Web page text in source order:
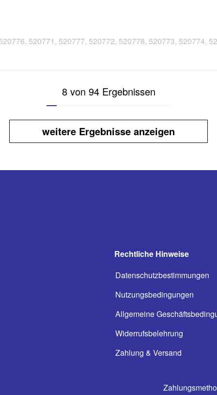
520771, 520777, 520772, 520778, 520773, 520774,
8 von 94 Ergebnissen
weitere Ergebnisse anzeigen
Rechtliche Hinweise
Datenschutzbestimmungen
Nutzungsbedingungen
Allgemeine
Widerrufsbelehrung
Zahlung & Versand